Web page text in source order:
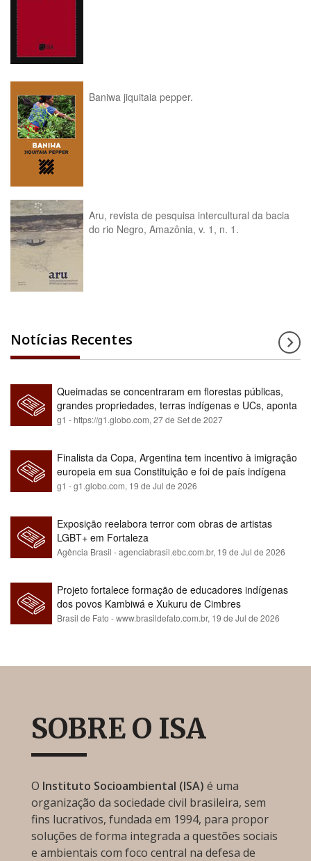
Baniwa jiquitaia pepper.
Aru, revista de pesquisa intercultural da bacia
do rio Negro, Amazônia, v. 1, n. 1.
Notícias Recentes
Queimadas se concentraram em florestas públicas,
grandes propriedades, terras indígenas e UCs, aponta
relatório
g1 - https://g1.globo.com, 27 de Set de 2027
Finalista da Copa, Argentina tem incentivo à imigração
europeia em sua Constituição e foi de país indígena
para maioria branca
g1 - g1.globo.com, 19 de Jul de 2026
Exposição reelabora terror com obras de artistas
LGBT+ em Fortaleza
Agência Brasil - agenciabrasil.ebc.com.br, 19 de Jul de 2026
Projeto fortalece formação de educadores indígenas
dos povos Kambiwá e Xukuru de Cimbres
Brasil de Fato - www.brasildefato.com.br, 19 de Jul de 2026
SOBRE O ISA
O Instituto Socioambiental (ISA) é uma
organização da sociedade civil brasileira, sem
fins lucrativos, fundada em 1994, para propor
soluções de forma integrada a questões sociais
e ambientais com foco central na defesa de